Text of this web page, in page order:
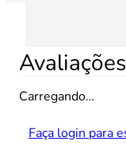
Avaliações
Carregando…
Faça login para